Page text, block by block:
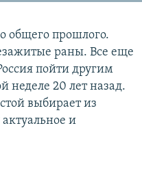
общего прошлого.
раны. Все еще
пойти другим
неделе 20 лет назад.
выбирает из
и